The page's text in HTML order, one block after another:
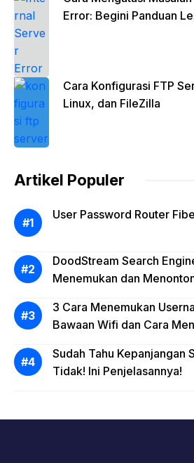
Error: Begini Panduan
Cara Konfigurasi FTP
Linux, dan FileZilla
Artikel Populer
User Password Router
DoodStream Search
Menemukan dan
3 Cara Menemukan
Bawaan Wifi dan Cara
Sudah Tahu Kepanjangan
Tidak! Ini Penjelasannya!